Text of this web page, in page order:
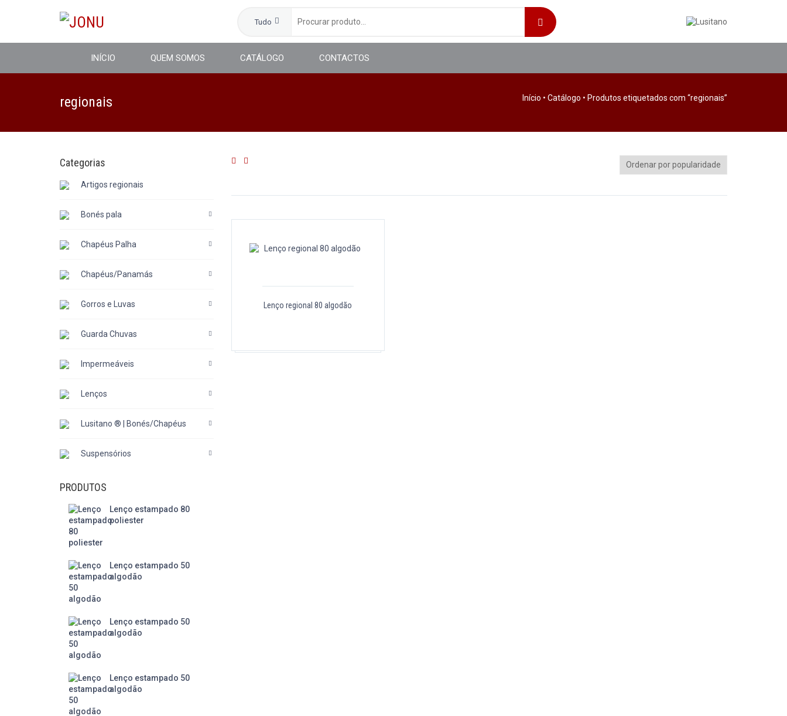
Tudo
INÍCIO QUEM SOMOS CATÁLOGO CONTACTOS
regionais Início • Catálogo • Produtos etiquetados com “regionais”
Lenço regional 80 algodão
Categorias
Artigos regionais
Bonés pala
Chapéus Palha
Chapéus/Panamás
Gorros e Luvas
Guarda Chuvas
Impermeáveis
Lenços
Lusitano ® | Bonés/Chapéus
Suspensórios
PRODUTOS
Lenço estampado 80
poliester
Lenço estampado 50
algodão
Lenço estampado 50
algodão
Lenço estampado 50
algodão